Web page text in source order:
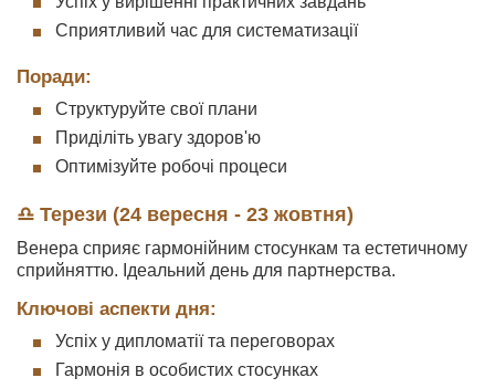
Сприятливий час для систематизації
Поради:
Структуруйте свої плани
Приділіть увагу здоров'ю
Оптимізуйте робочі процеси
♎ Терези (24 вересня - 23 жовтня)
Венера сприяє гармонійним стосункам та естетичному
сприйняттю. Ідеальний день для партнерства.
Ключові аспекти дня:
Успіх у дипломатії та переговорах
Гармонія в особистих стосунках